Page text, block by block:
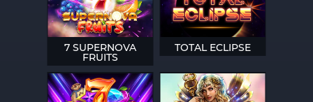
7 SUPERNOVA
FRUITS
TOTAL ECLIPSE